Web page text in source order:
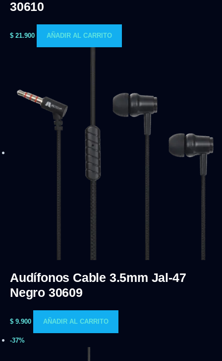
30610
$ 21.900 AÑADIR AL CARRITO
Audífonos Cable 3.5mm Jal-47
Negro 30609
$ 9.900 AÑADIR AL CARRITO
-37%